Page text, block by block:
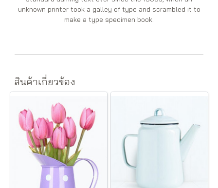
unknown printer took a galley of type and scrambled it to
make a type specimen book.
สินค้าเกี่ยวข้อง